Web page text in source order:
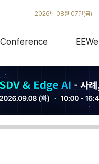
2026년 08월 07일(금)
Conference